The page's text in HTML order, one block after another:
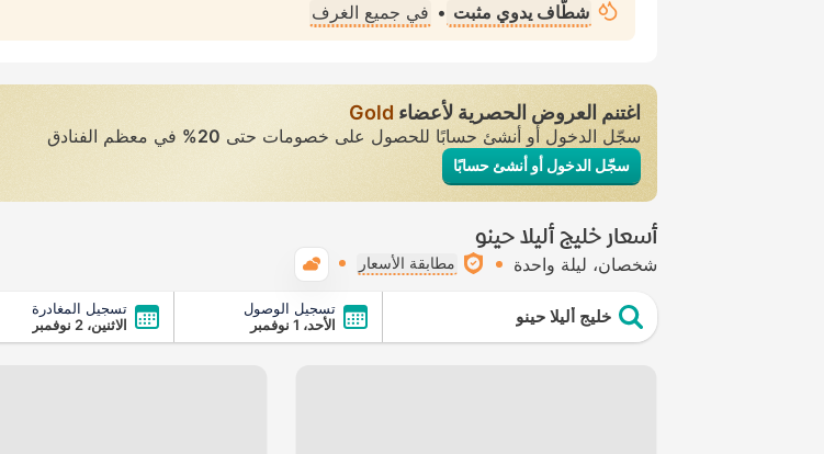
شطّاف يدوي مثبت • في جميع الغرف
اغتنم العروض الحصرية لأعضاء Gold
سجّل الدخول أو أنشئ حسابًا للحصول على خصومات حتى 20% في معظم الفنادق
سجّل الدخول أو أنشئ حسابًا
أسعار خليج أليلا حينو
شخصان ليلة واحدة مطابقة الأسعار
خليج أليلا حينو
تسجيل الوصول
الأحد، 1 نوفمبر
تسجيل المغادرة
الاثنين، 2 نوفمبر